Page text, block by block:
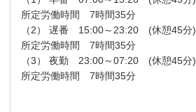
所定労働時間 7時間35分
（2） 遅番 15:00～23:20 (休憩45分)
所定労働時間 7時間35分
（3） 夜勤 23:00～07:20 (休憩45分)
所定労働時間 7時間35分